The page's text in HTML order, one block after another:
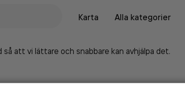
Karta
Alla kategorier
att vi lättare och snabbare kan avhjälpa det.